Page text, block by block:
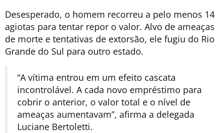
Desesperado, o homem recorreu a pelo menos 14
agiotas para tentar repor o valor. Alvo de ameaças
de morte e tentativas de extorsão, ele fugiu do Rio
Grande do Sul para outro estado.
“A vítima entrou em um efeito cascata
incontrolável. A cada novo empréstimo para
cobrir o anterior, o valor total e o nível de
ameaças aumentavam”, afirma a delegada
Luciane Bertoletti.